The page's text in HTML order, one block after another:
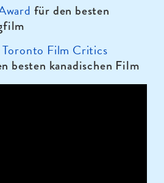
für den besten
Toronto Film Critics
besten kanadischen Film